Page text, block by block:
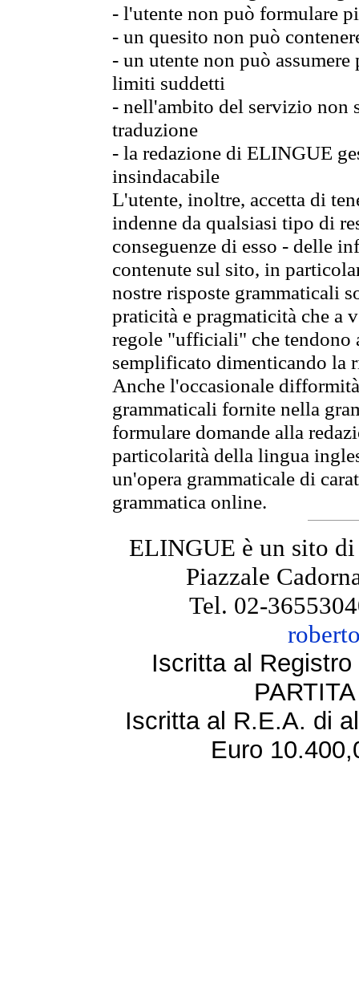
- l'utente non può formulare
- un quesito non può
- un utente non può
limiti suddetti
- nell'ambito del servizio non
traduzione
- la redazione di ELINGUE
insindacabile
L'utente, inoltre, accetta di
indenne da qualsiasi tipo di
conseguenze di esso - delle
contenute sul sito, in
nostre risposte grammaticali
praticità e pragmaticità che
regole "ufficiali" che tendono
semplificato dimenticando la
Anche l'occasionale
grammaticali fornite nella
formulare domande alla
particolarità della lingua
un'opera grammaticale di
grammatica online.
ELINGUE è un sito
Piazzale
Tel. 02-
Iscritta al
Iscritta al R.E.A. di
Euro